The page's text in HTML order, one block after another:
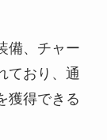
備、チャー
ており、通
獲得できる